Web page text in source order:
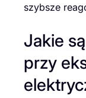
szybsze
Jakie
przy